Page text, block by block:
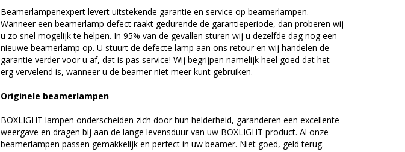
Beamerlampenexpert levert uitstekende garantie en service op beamerlampen.
Wanneer een beamerlamp defect raakt gedurende de garantieperiode, dan proberen wij
u zo snel mogelijk te helpen. In 95% van de gevallen sturen wij u dezelfde dag nog een
nieuwe beamerlamp op. U stuurt de defecte lamp aan ons retour en wij handelen de
garantie verder voor u af, dat is pas service! Wij begrijpen namelijk heel goed dat het
erg vervelend is, wanneer u de beamer niet meer kunt gebruiken.
Originele beamerlampen
BOXLIGHT lampen onderscheiden zich door hun helderheid, garanderen een excellente
weergave en dragen bij aan de lange levensduur van uw BOXLIGHT product. Al onze
beamerlampen passen gemakkelijk en perfect in uw beamer. Niet goed, geld terug.